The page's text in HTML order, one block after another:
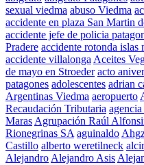
sexual viedma abuso Viedma
accidente en plaza San Martin
accidente jefe de policia
Pradere accidente rotonda islas
accidente villalonga Aceites
de mayo en Stroeder acto
patagones adolescentes adrian
Argentinas Viedma aeropuerto
Recaudación Tributaria
Maras Agrupación Raúl
Rionegrinas SA aguinaldo
Castillo alberto weretilneck
Alejandro Alejandro Asis